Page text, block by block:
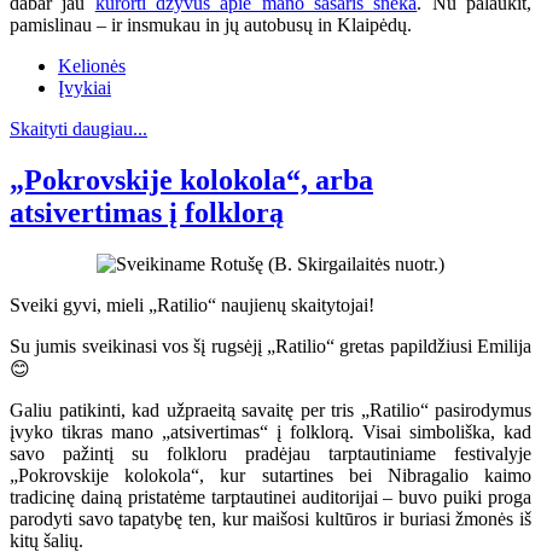
pamislinau – ir insmukau in jų autobusų in Klaipėdų.
Kelionės
Įvykiai
Skaityti daugiau...
„Pokrovskije kolokola“, arba
atsivertimas į folklorą
Sveiki gyvi, mieli „Ratilio“ naujienų skaitytojai!
Su jumis sveikinasi vos šį rugsėjį „Ratilio“ gretas papildžiusi Emilija
😊
Galiu patikinti, kad užpraeitą savaitę per tris „Ratilio“ pasirodymus
įvyko tikras mano „atsivertimas“ į folklorą. Visai simboliška, kad
savo pažintį su folkloru pradėjau tarptautiniame festivalyje
„Pokrovskije kolokola“, kur sutartines bei Nibragalio kaimo
tradicinę dainą pristatėme tarptautinei auditorijai – buvo puiki proga
parodyti savo tapatybę ten, kur maišosi kultūros ir buriasi žmonės iš
kitų šalių.